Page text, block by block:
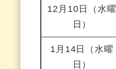
12月10日（水曜
日）
1月14日（水曜
日）